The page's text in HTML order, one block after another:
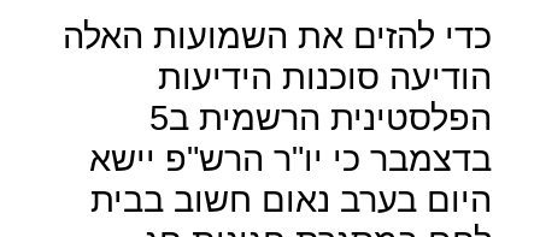
כדי להזים את השמועות האלה
הודיעה סוכנות הידיעות
הפלסטינית הרשמית ב5
בדצמבר כי יו"ר הרש"פ יישא
היום בערב נאום חשוב בבית